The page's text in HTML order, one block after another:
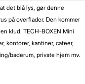
det blå lys, gør denne
på overflader. Den kommer
klud. TECH-BOXEN Mini
kontorer, kantiner, cafeer,
baderum, private hjem mv.